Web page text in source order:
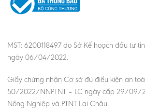
MST: 6200118497 do Sở Kế hoạch đầu tư
ngày 06/04/2022.
Giấy chứng nhận Cơ sở đủ điều kiện an
50/2022/NNPTNT – LC ngày cấp 29/09/
Nông Nghiệp và PTNT Lai Châu